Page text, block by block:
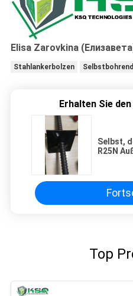
Elisa Zarovkina
Stahlankerbolzen
Erhalten Sie
Selbst,
R25N
Top